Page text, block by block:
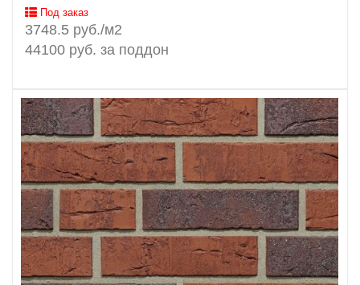
Под заказ
3748.5 руб./м2
44100 руб. за поддон